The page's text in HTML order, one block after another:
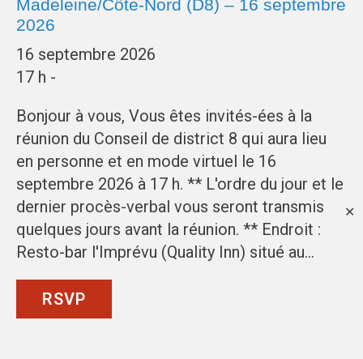
✕
Madeleine/Côte-Nord (D8) – 16 septembre
2026
16 septembre 2026
17 h -
Bonjour à vous, Vous êtes invités-ées à la
réunion du Conseil de district 8 qui aura lieu
en personne et en mode virtuel le 16
septembre 2026 à 17 h. ** L'ordre du jour et le
dernier procès-verbal vous seront transmis
quelques jours avant la réunion. ** Endroit :
Resto-bar l'Imprévu (Quality Inn) situé au…
RSVP